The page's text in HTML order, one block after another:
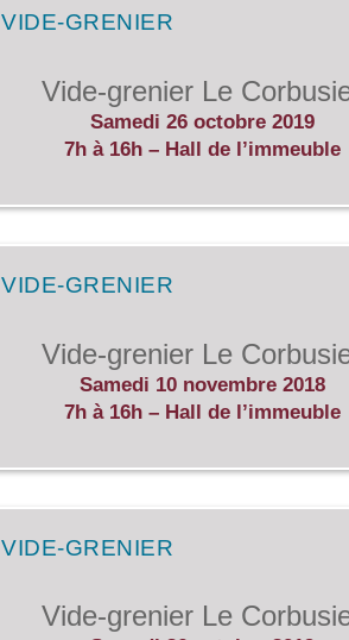
VIDE-GRENIER
Vide-grenier Le
Samedi 26 octobre 2019
7h à 16h – Hall de l’immeuble
VIDE-GRENIER
Vide-grenier Le
Samedi 10 novembre 2018
7h à 16h – Hall de l’immeuble
VIDE-GRENIER
Vide-grenier Le